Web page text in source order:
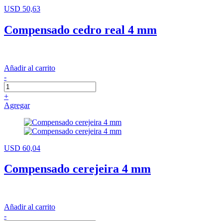
USD 50,63
Compensado cedro real 4 mm
Añadir al carrito
-
+
Agregar
USD 60,04
Compensado cerejeira 4 mm
Añadir al carrito
-